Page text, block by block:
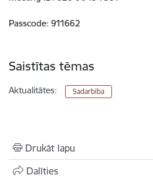
Passcode: 911662
Saistītas tēmas
Aktualitātes: Sadarbība
Drukāt lapu
Dalīties